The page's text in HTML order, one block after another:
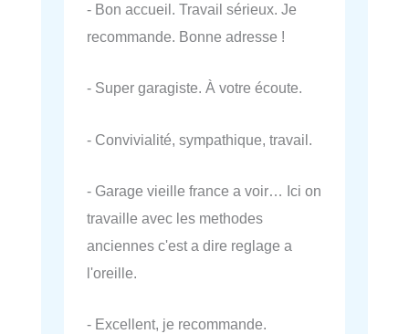
- Bon accueil. Travail sérieux. Je
recommande. Bonne adresse !
- Super garagiste. À votre écoute.
- Convivialité, sympathique, travail.
- Garage vieille france a voir… Ici on
travaille avec les methodes
anciennes c'est a dire reglage a
l'oreille.
- Excellent, je recommande.